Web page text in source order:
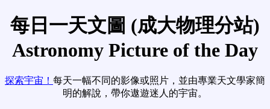
每日一天文圖 (成大物理分站)
Astronomy Picture of the Day
探索宇宙！ 每天一幅不同的影像或照片，並由專業天文學家簡
明的解說，帶你遨遊迷人的宇宙。